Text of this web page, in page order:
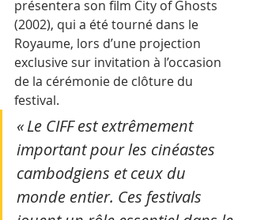
présentera son film City of Ghosts
(2002), qui a été tourné dans le
Royaume, lors d’une projection
exclusive sur invitation à l’occasion
de la cérémonie de clôture du
festival.
« Le CIFF est extrêmement
important pour les cinéastes
cambodgiens et ceux du
monde entier. Ces festivals